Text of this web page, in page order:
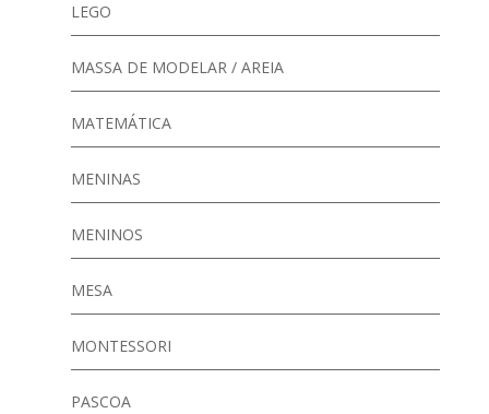
LEGO
MASSA DE MODELAR / AREIA
MATEMÁTICA
MENINAS
MENINOS
MESA
MONTESSORI
PASCOA